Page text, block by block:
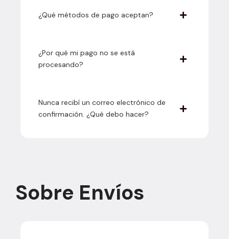
¿Qué métodos de pago aceptan?
¿Por qué mi pago no se está
procesando?
Nunca recibí un correo electrónico de
confirmación. ¿Qué debo hacer?
Sobre Envíos